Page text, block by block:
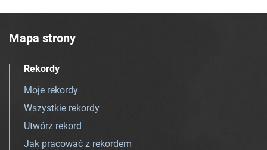
Mapa strony
Rekordy
Moje rekordy
Wszystkie rekordy
Utwórz rekord
Jak pracować z rekordem